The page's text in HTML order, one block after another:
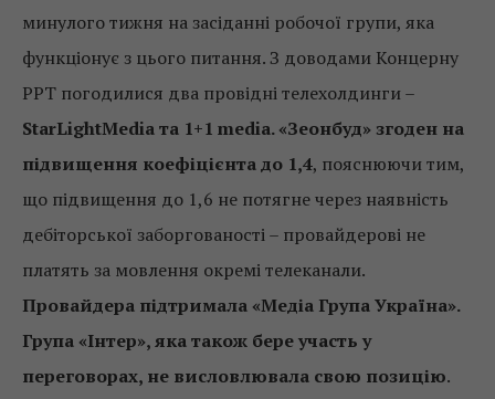
минулого тижня на засіданні робочої групи, яка
функціонує з цього питання. З доводами Концерну
РРТ погодилися два провідні телехолдинги –
StarLightMedia та 1+1 media. «Зеонбуд» згоден на
підвищення коефіцієнта до 1,4, пояснюючи тим,
що підвищення до 1,6 не потягне через наявність
дебіторської заборгованості – провайдерові не
платять за мовлення окремі телеканали.
Провайдера підтримала «Медіа Група Україна».
Група «Інтер», яка також бере участь у
переговорах, не висловлювала свою позицію.